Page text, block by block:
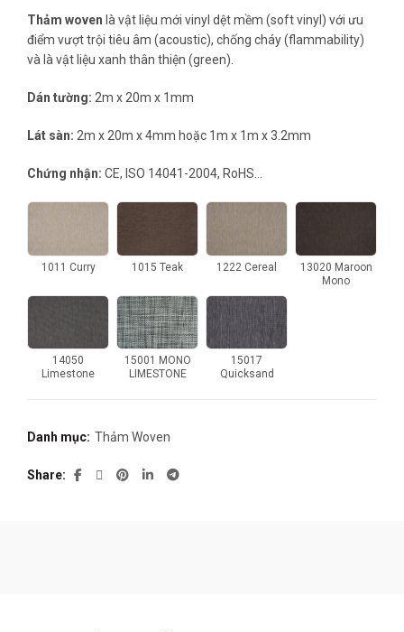
Thảm woven là vật liệu mới vinyl dệt mềm (soft vinyl) với ưu
điểm vượt trội tiêu âm (acoustic), chống cháy (flammability)
và là vật liệu xanh thân thiện (green).
Dán tường: 2m x 20m x 1mm
Lát sàn: 2m x 20m x 4mm hoặc 1m x 1m x 3.2mm
Chứng nhận: CE, ISO 14041-2004, RoHS…
1011 Curry 1015 Teak 1222 Cereal
13020 Maroon
Mono
14050
Limestone
15001 MONO
LIMESTONE
15017
Quicksand
Danh mục: Thảm Woven
Share